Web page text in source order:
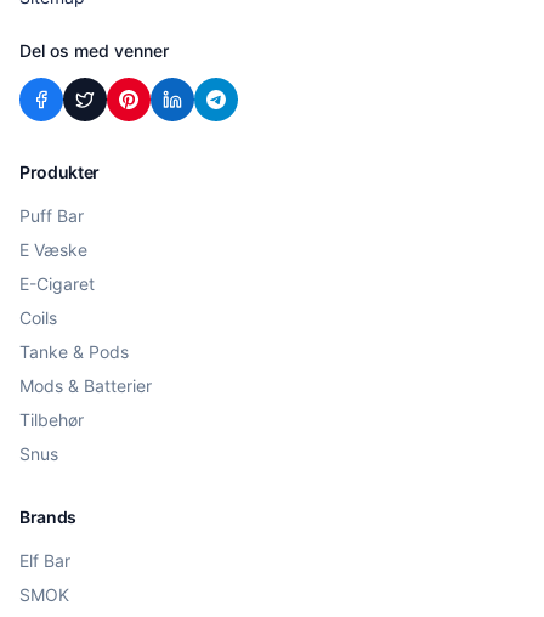
Del os med venner
Produkter
Puff Bar
E Væske
E-Cigaret
Coils
Tanke & Pods
Mods & Batterier
Tilbehør
Snus
Brands
Elf Bar
SMOK